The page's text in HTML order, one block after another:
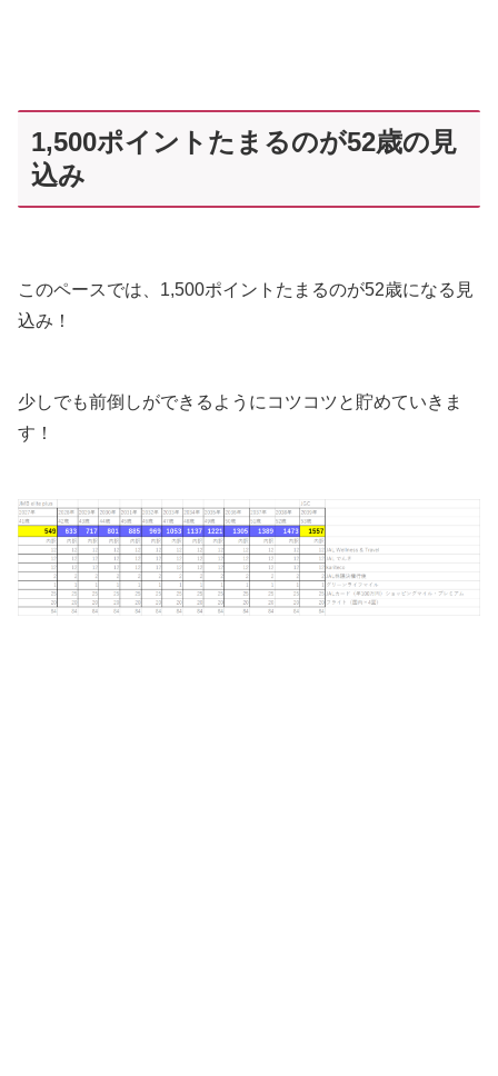
1,500ポイントたまるのが52歳の見
込み
このペースでは、1,500ポイントたまるのが52歳になる見
込み！
少しでも前倒しができるようにコツコツと貯めていきま
す！